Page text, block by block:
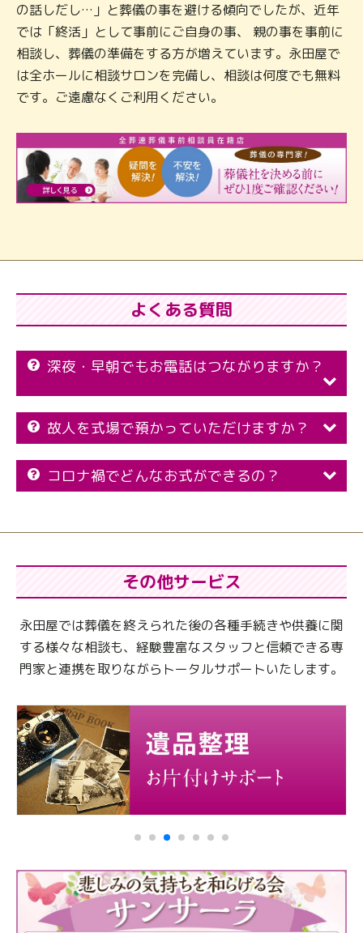
の話しだし…」と葬儀の事を避ける傾向でしたが、近年
では「終活」として事前にご自身の事、 親の事を事前に
相談し、葬儀の準備をする方が増えています。永田屋で
は全ホールに相談サロンを完備し、相談は何度でも無料
です。ご遠慮なくご利用ください。
よくある質問
深夜・早朝でもお電話はつながりますか？
故人を式場で預かっていただけますか？
コロナ禍でどんなお式ができるの？
その他サービス
永田屋では葬儀を終えられた後の各種手続きや供養に関
する様々な相談も、 経験豊富なスタッフと信頼できる専
門家と連携を取りながらトータルサポートいたします。